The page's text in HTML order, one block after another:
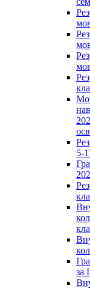
5-
за